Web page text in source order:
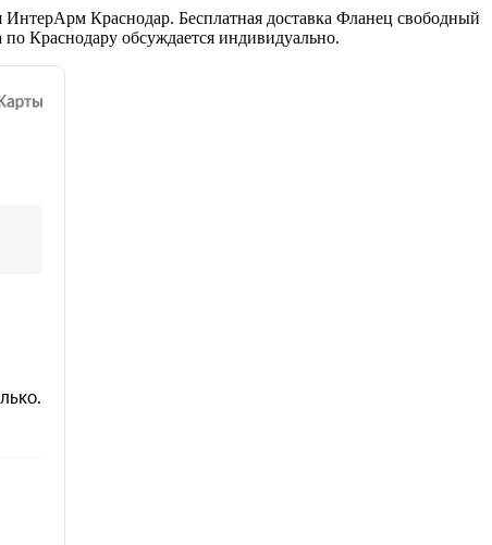
Краснодар. Бесплатная доставка Фланец свободный
Краснодару обсуждается индивидуально.